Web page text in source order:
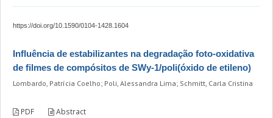
https://doi.org/10.1590/0104-1428.1604
Influência de estabilizantes na degradação foto-oxidativa
de filmes de compósitos de SWy-1/poli(óxido de etileno)
Lombardo, Patrícia Coelho; Poli, Alessandra Lima; Schmitt, Carla Cristina
PDF Abstract